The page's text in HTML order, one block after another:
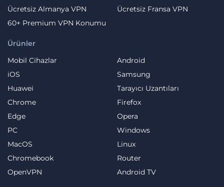
Ürünler
Mobil Cihazlar
Android
iOS
Samsung
Huawei
Tarayıcı Uzantıları
Chrome
Firefox
Edge
Opera
PC
Windows
MacOS
Linux
Chromebook
Router
OpenVPN
Android TV
Ücretsiz Almanya VPN
Ücretsiz Fransa VPN
60+ Premium VPN Konumu